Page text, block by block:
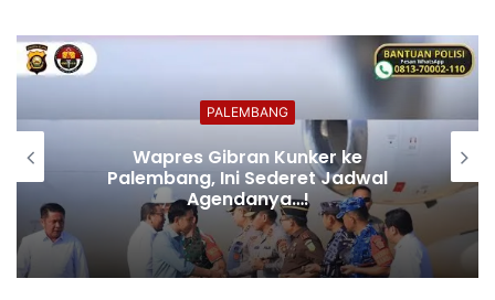
PALEMBANG
Wapres Gibran Kunker ke
Palembang, Ini Sederet Jadwal
Agendanya…!